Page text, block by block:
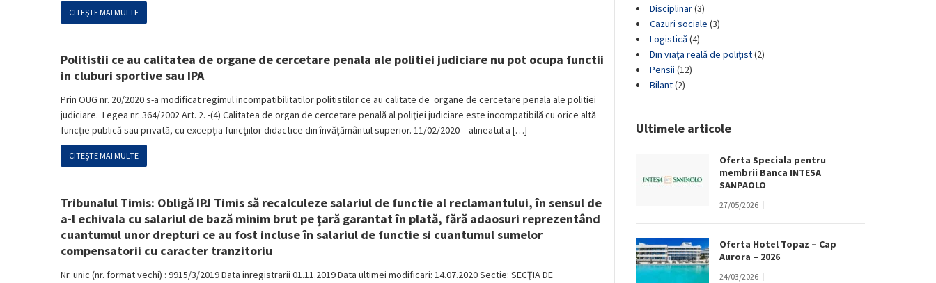
CITEȘTE MAI MULTE
Politistii ce au calitatea de organe de cercetare penala ale politiei judiciare nu pot ocupa functii
in cluburi sportive sau IPA
Prin OUG nr. 20/2020 s-a modificat regimul incompatibilitatilor politistilor ce au calitate de organe de cercetare penala ale politiei
judiciare. Legea nr. 364/2002 Art. 2. -(4) Calitatea de organ de cercetare penală al poliţiei judiciare este incompatibilă cu orice altă
funcţie publică sau privată, cu excepţia funcţiilor didactice din învăţământul superior. 11/02/2020 – alineatul a […]
CITEȘTE MAI MULTE
Tribunalul Timis: Obligă IPJ Timis să recalculeze salariul de functie al reclamantului, în sensul de
a-l echivala cu salariul de bază minim brut pe ţară garantat în plată, fără adaosuri reprezentând
cuantumul unor drepturi ce au fost incluse în salariul de functie si cuantumul sumelor
compensatorii cu caracter tranzitoriu
Nr. unic (nr. format vechi) : 9915/3/2019 Data inregistrarii 01.11.2019 Data ultimei modificari: 14.07.2020 Sectie: SECŢIA DE
Disciplinar(3)
Cazuri sociale (3)
Logistică (4)
Din viața reală de polițist(2)
Pensii (12)
Bilant(2)
Ultimele articole
Oferta Speciala pentru
membrii Banca INTESA
SANPAOLO
27/05/2026
Oferta Hotel Topaz – Cap
Aurora – 2026
24/03/2026